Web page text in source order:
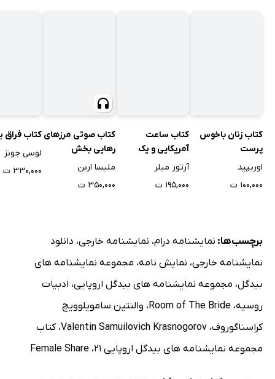
کتاب زنان باخوس
پرست
اوریپید
۱۰۰,۰۰۰ ت
کتاب ساعت
آمریکایی و یک
نمایشنامه دیگر
آرتور میلر
۱۹۵,۰۰۰ ت
کتاب صوتی مرزهای
رهایی بخش
ملیسا اربن
۳۵۰,۰۰۰ ت
کتاب
لوسی جونز
۳۳۰,۰۰۰ ت
برچسب‌ها: نمایشنامه درام، نمایشنامه خارجی، دانلود
نمایشنامه خارجی، نمایش نامه، مجموعه نمایشنامه های
بیدگل، مجموعه نمایشنامه های بیدگل اروپایی، ادبیات
روسیه، Room of The Bride، والنتین سامویلوویچ
کراسناگوروف، Valentin Samuilovich Krasnogorov،کتاب
مجموعه نمایشنامه های بیدگل اروپایی 21
، Female Share